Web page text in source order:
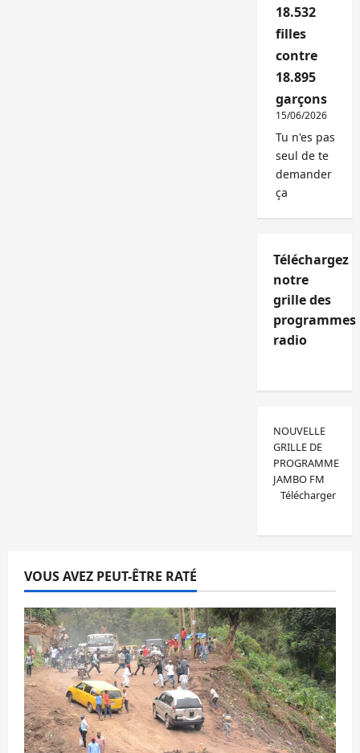
18.532
filles
contre
18.895
garçons
15/06/2026
Tu n'es pas
seul de te
demander
ça
Téléchargez
notre
grille des
programmes
radio
NOUVELLE
GRILLE DE
PROGRAMME
JAMBO FM
Télécharger
VOUS AVEZ PEUT-ÊTRE RATÉ